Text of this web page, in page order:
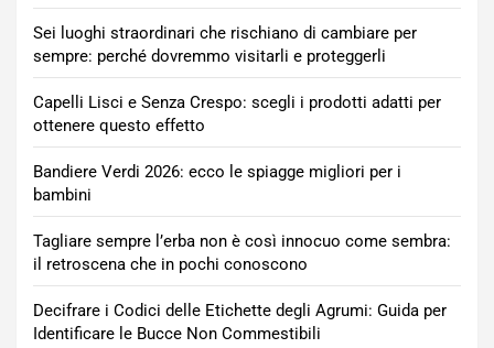
Sei luoghi straordinari che rischiano di cambiare per
sempre: perché dovremmo visitarli e proteggerli
Capelli Lisci e Senza Crespo: scegli i prodotti adatti per
ottenere questo effetto
Bandiere Verdi 2026: ecco le spiagge migliori per i
bambini
Tagliare sempre l’erba non è così innocuo come sembra:
il retroscena che in pochi conoscono
Decifrare i Codici delle Etichette degli Agrumi: Guida per
Identificare le Bucce Non Commestibili